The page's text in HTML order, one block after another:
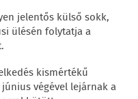
jelentős külső sokk,
ülésén folytatja a
kismértékű
végével lejárnak a